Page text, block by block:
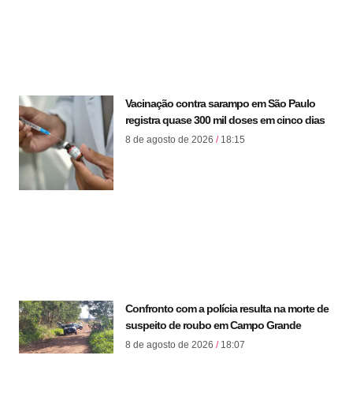
Vacinação contra sarampo em São Paulo
registra quase 300 mil doses em cinco dias
8 de agosto de 2026 18:15
Confronto com a polícia resulta na morte de
suspeito de roubo em Campo Grande
8 de agosto de 2026 18:07